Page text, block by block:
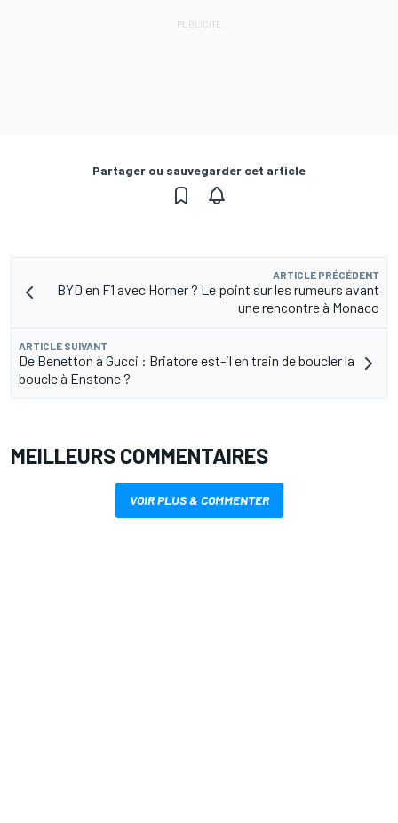
Partager ou sauvegarder cet article
ARTICLE PRÉCÉDENT
BYD en F1 avec Horner ? Le point sur les rumeurs avant
une rencontre à Monaco
ARTICLE SUIVANT
De Benetton à Gucci : Briatore est-il en train de boucler la
boucle à Enstone ?
MEILLEURS COMMENTAIRES
VOIR PLUS & COMMENTER